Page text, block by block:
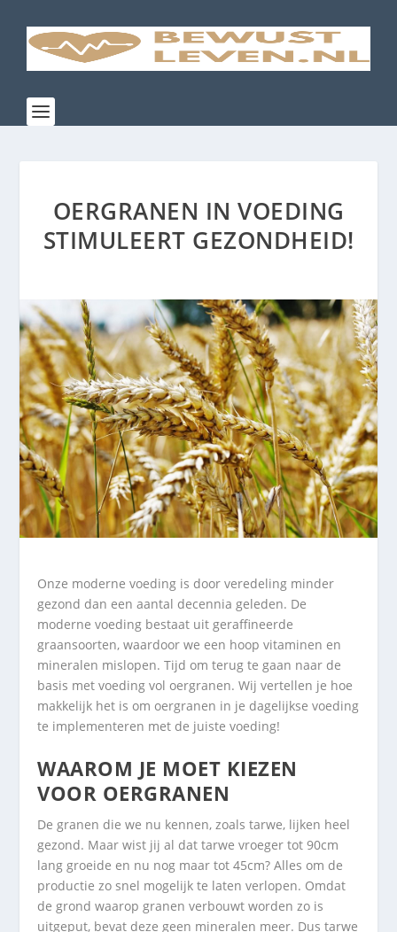
OERGRANEN IN VOEDING
STIMULEERT GEZONDHEID!
Onze moderne voeding is door veredeling minder
gezond dan een aantal decennia geleden. De
moderne voeding bestaat uit geraffineerde
graansoorten, waardoor we een hoop vitaminen en
mineralen mislopen. Tijd om terug te gaan naar de
basis met voeding vol oergranen. Wij vertellen je hoe
makkelijk het is om oergranen in je dagelijkse voeding
te implementeren met de juiste voeding!
WAAROM JE MOET KIEZEN
VOOR OERGRANEN
De granen die we nu kennen, zoals tarwe, lijken heel
gezond. Maar wist jij al dat tarwe vroeger tot 90cm
lang groeide en nu nog maar tot 45cm? Alles om de
productie zo snel mogelijk te laten verlopen. Omdat
de grond waarop granen verbouwt worden zo is
uitgeput, bevat deze geen mineralen meer. Dus tarwe